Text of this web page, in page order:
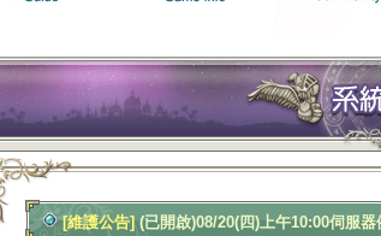
[維護公告] (已開啟)08/20(四)上午10:00伺服